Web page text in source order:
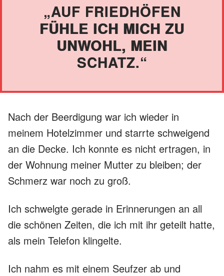
„AUF FRIEDHÖFEN
FÜHLE ICH MICH ZU
UNWOHL, MEIN
SCHATZ.“
Nach der Beerdigung war ich wieder in
meinem Hotelzimmer und starrte schweigend
an die Decke. Ich konnte es nicht ertragen, in
der Wohnung meiner Mutter zu bleiben; der
Schmerz war noch zu groß.
Ich schwelgte gerade in Erinnerungen an all
die schönen Zeiten, die ich mit ihr geteilt hatte,
als mein Telefon klingelte.
Ich nahm es mit einem Seufzer ab und